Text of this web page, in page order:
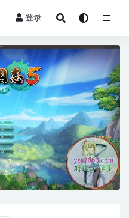
登录